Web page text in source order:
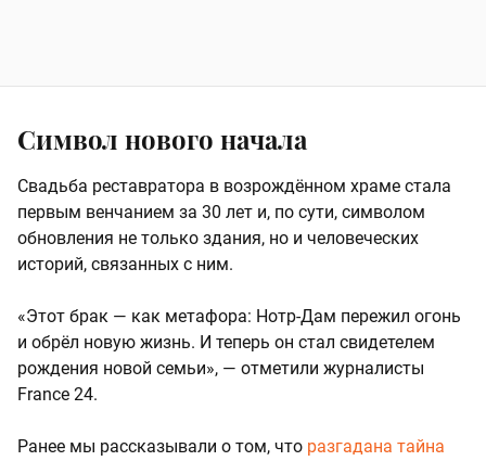
Символ нового начала
Свадьба реставратора в возрождённом храме стала
первым венчанием за 30 лет и, по сути, символом
обновления не только здания, но и человеческих
историй, связанных с ним.
«Этот брак — как метафора: Нотр-Дам пережил огонь
и обрёл новую жизнь. И теперь он стал свидетелем
рождения новой семьи», — отметили журналисты
France 24.
Ранее мы рассказывали о том, что разгадана тайна